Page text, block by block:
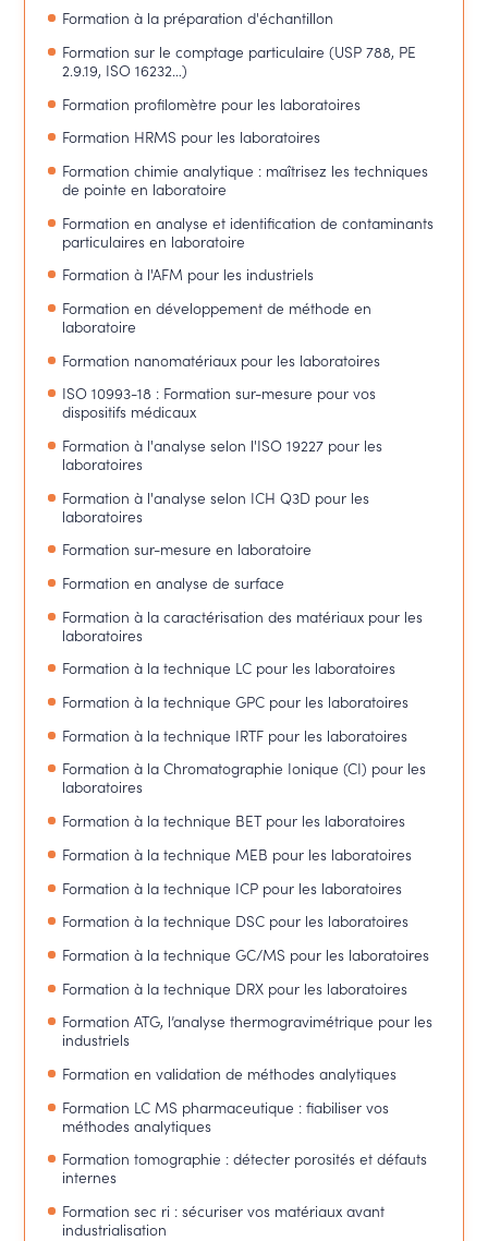
Formation à la préparation d'échantillon
Formation sur le comptage particulaire (USP 788, PE
2.9.19, ISO 16232…)
Formation profilomètre pour les laboratoires
Formation HRMS pour les laboratoires
Formation chimie analytique : maîtrisez les techniques
de pointe en laboratoire
Formation en analyse et identification de contaminants
particulaires en laboratoire
Formation à l'AFM pour les industriels
Formation en développement de méthode en
laboratoire
Formation nanomatériaux pour les laboratoires
ISO 10993-18 : Formation sur-mesure pour vos
dispositifs médicaux
Formation à l'analyse selon l'ISO 19227 pour les
laboratoires
Formation à l'analyse selon ICH Q3D pour les
laboratoires
Formation sur-mesure en laboratoire
Formation en analyse de surface
Formation à la caractérisation des matériaux pour les
laboratoires
Formation à la technique LC pour les laboratoires
Formation à la technique GPC pour les laboratoires
Formation à la technique IRTF pour les laboratoires
Formation à la Chromatographie Ionique (CI) pour les
laboratoires
Formation à la technique BET pour les laboratoires
Formation à la technique MEB pour les laboratoires
Formation à la technique ICP pour les laboratoires
Formation à la technique DSC pour les laboratoires
Formation à la technique GC/MS pour les laboratoires
Formation à la technique DRX pour les laboratoires
Formation ATG, l’analyse thermogravimétrique pour les
industriels
Formation en validation de méthodes analytiques
Formation LC MS pharmaceutique : fiabiliser vos
méthodes analytiques
Formation tomographie : détecter porosités et défauts
internes
Formation sec ri : sécuriser vos matériaux avant
industrialisation